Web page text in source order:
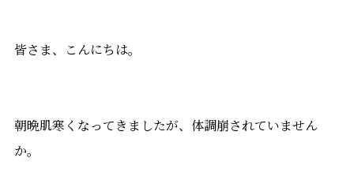
皆さま、こんにちは。
朝晩肌寒くなってきましたが、体調崩されていません
か。